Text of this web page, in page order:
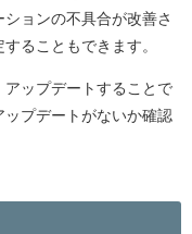
ョンの不具合が改善さ
ることもできます。
アップデートすることで
プデートがないか確認